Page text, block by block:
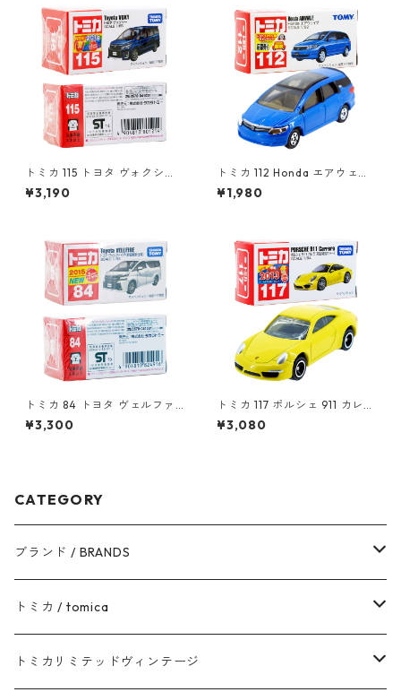
トミカ 115 トヨタ ヴォクシー
#10801214
¥3,190
トミカ 112 Honda エアウェイ
ブ #10723943
¥1,980
トミカ 84 トヨタ ヴェルファ
イア（初回特別仕様）#10824
916
¥3,300
トミカ 117 ポルシェ 911 カレラ
(初回特別カラー) #10450368
¥3,080
CATEGORY
ブランド / BRANDS
トヨタ / TOYOTA
ダイハツ / DAIHATSU
トミカ / tomica
赤箱 - 現行トミカ
トミカリミテッドヴィンテージ